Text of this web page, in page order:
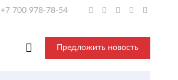
+7 700 978-78-54
Предложить новость